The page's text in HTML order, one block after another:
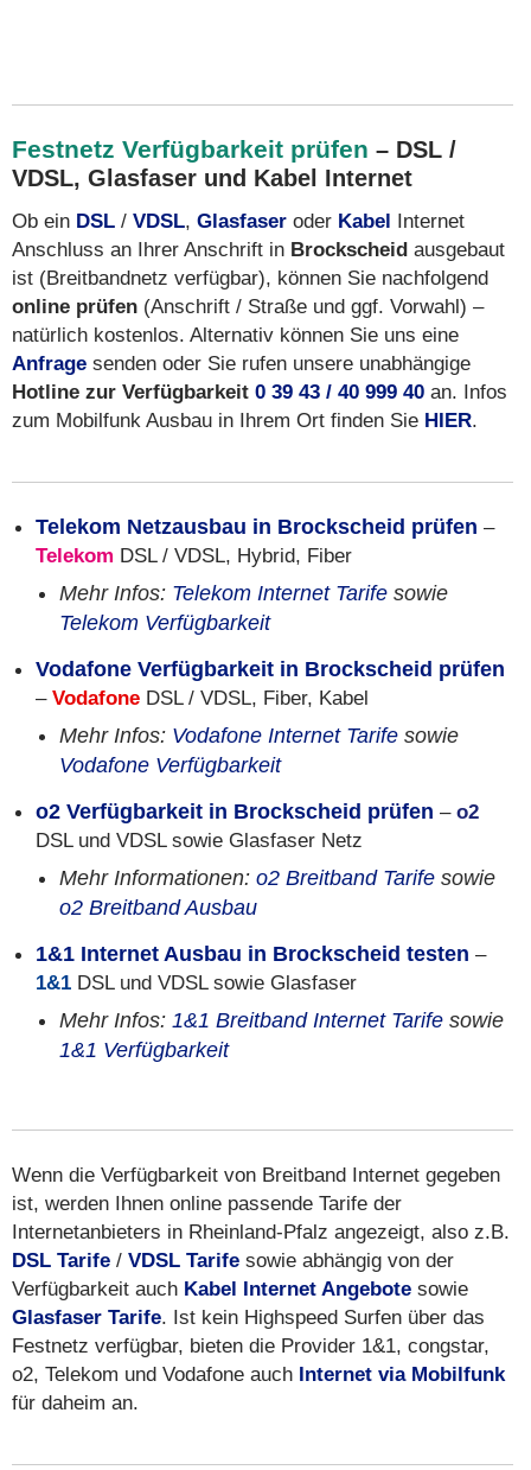
Festnetz Verfügbarkeit prüfen – DSL /
VDSL, Glasfaser und Kabel Internet
Ob ein DSL / VDSL, Glasfaser oder Kabel Internet
Anschluss an Ihrer Anschrift in Brockscheid ausgebaut
ist (Breitbandnetz verfügbar), können Sie nachfolgend
online prüfen (Anschrift / Straße und ggf. Vorwahl) –
natürlich kostenlos. Alternativ können Sie uns eine
Anfrage senden oder Sie rufen unsere unabhängige
Hotline zur Verfügbarkeit 0 39 43 / 40 999 40 an. Infos
zum Mobilfunk Ausbau in Ihrem Ort finden Sie HIER.
Telekom Netzausbau in Brockscheid prüfen –
Telekom DSL / VDSL, Hybrid, Fiber
Mehr Infos: Telekom Internet Tarife sowie
Telekom Verfügbarkeit
Vodafone Verfügbarkeit in Brockscheid prüfen
– Vodafone DSL / VDSL, Fiber, Kabel
Mehr Infos: Vodafone Internet Tarife sowie
Vodafone Verfügbarkeit
o2 Verfügbarkeit in Brockscheid prüfen – o2
DSL und VDSL sowie Glasfaser Netz
Mehr Informationen: o2 Breitband Tarife sowie
o2 Breitband Ausbau
1&1 Internet Ausbau in Brockscheid testen –
1&1 DSL und VDSL sowie Glasfaser
Mehr Infos: 1&1 Breitband Internet Tarife sowie
1&1 Verfügbarkeit
Wenn die Verfügbarkeit von Breitband Internet gegeben
ist, werden Ihnen online passende Tarife der
Internetanbieters in Rheinland-Pfalz angezeigt, also z.B.
DSL Tarife / VDSL Tarife sowie abhängig von der
Verfügbarkeit auch Kabel Internet Angebote sowie
Glasfaser Tarife. Ist kein Highspeed Surfen über das
Festnetz verfügbar, bieten die Provider 1&1, congstar,
o2, Telekom und Vodafone auch Internet via Mobilfunk
für daheim an.